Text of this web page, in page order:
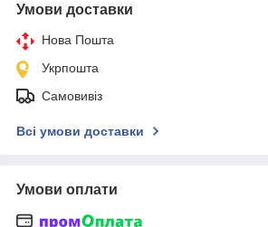
Умови доставки
Нова Пошта
Укрпошта
Самовивіз
Всі умови доставки
Умови оплати